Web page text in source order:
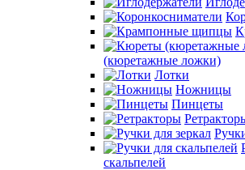
(кюретажные ложки)
Лотки
Ножницы
Пинцеты
скальпелей